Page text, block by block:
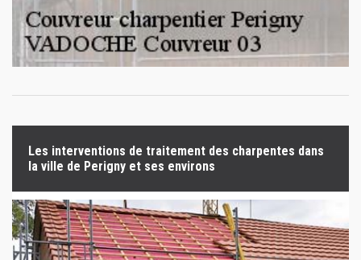
Les interventions de traitement des charpentes dans
la ville de Perigny et ses environs